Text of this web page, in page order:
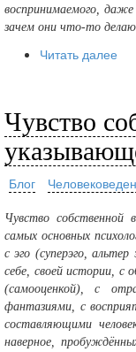
воспринимаемого,
зачем они что-то
Читать далее
Чувство
Блог
Чувство собственной
самых основных
с эго (суперэго,
себе, своей истории, с
(самооценкой), с
фантазиями, с
составляющими
наверное,